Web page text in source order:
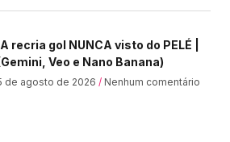
recria gol NUNCA visto do PELÉ |
Veo e Nano Banana)
de agosto de 2026 Nenhum comentário